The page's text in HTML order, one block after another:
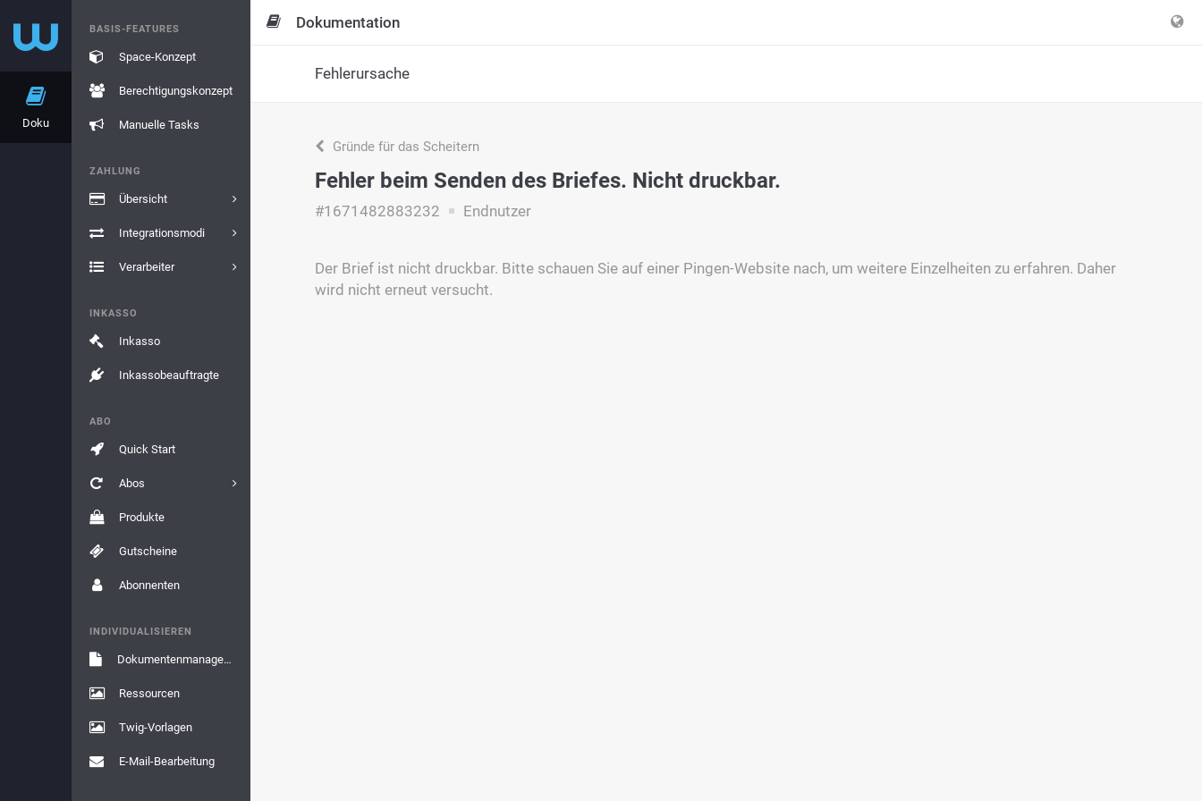
Doku
BASIS-FEATURES
Space-Konzept
Berechtigungskonzept
Manuelle Tasks
ZAHLUNG
Übersicht
Integrationsmodi
Verarbeiter
INKASSO
Inkasso
Inkassobeauftragte
ABO
Quick Start
Abos
Produkte
Gutscheine
Abonnenten
INDIVIDUALISIEREN
Dokumentenmanagement
Ressourcen
Twig-Vorlagen
E-Mail-Bearbeitung
Dokumentation
Fehlerursache
Gründe für das Scheitern
Fehler beim Senden des Briefes. Nicht druckbar.
#1671482883232 Endnutzer
Der Brief ist nicht druckbar. Bitte schauen Sie auf einer Pingen-Website nach, um weitere Einzelheiten zu erfahren. Daher
wird nicht erneut versucht.